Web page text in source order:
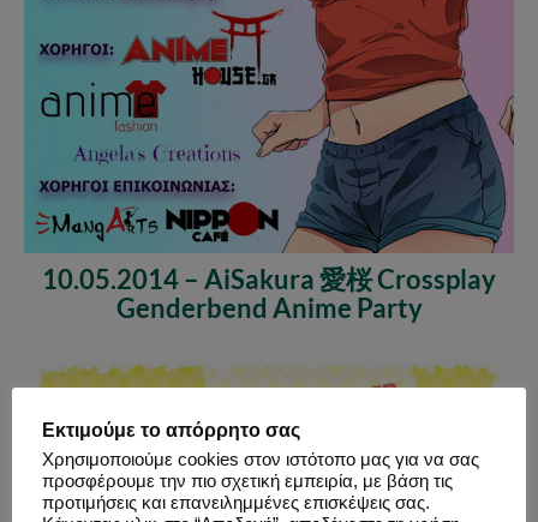
10.05.2014 – AiSakura 愛桜 Crossplay
Genderbend Anime Party
Εκτιμούμε το απόρρητο σας
Χρησιμοποιούμε cookies στον ιστότοπο μας για να σας
προσφέρουμε την πιο σχετική εμπειρία, με βάση τις
προτιμήσεις και επανειλημμένες επισκέψεις σας.